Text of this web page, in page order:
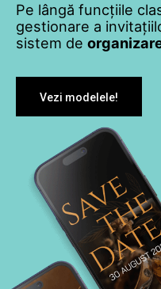
Pe lângă funcțiile
gestionare a
sistem de
Vezi modelele!